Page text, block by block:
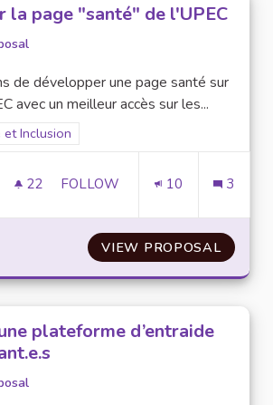
la page "santé" de l'UPEC
de développer une page santé sur
avec un meilleur accès sur les...
category:
for scope: Numérique et Inclusion
et Inclusion
22 22 FOLLOWERS
FOLLOW 10 3
VIEW PROPOSAL
plateforme d’entraide